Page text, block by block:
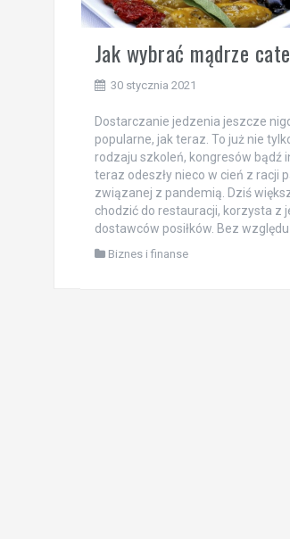
Jak wybrać mądrze
30 stycznia 2021
Dostarczanie jedzenia jeszcze
popularne, jak teraz. To już nie
rodzaju szkoleń, kongresów bądź
teraz odeszły nieco w cień z racji
związanej z pandemią. Dziś
chodzić do restauracji, korzysta z
dostawców posiłków. Bez względu
Biznes i finanse